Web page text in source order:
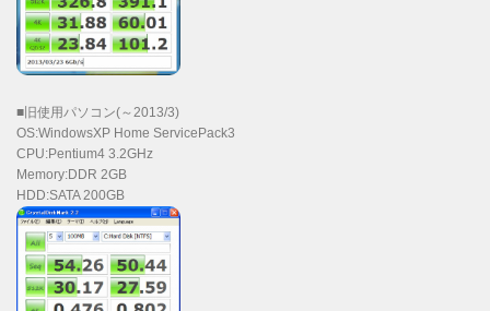
■旧使用パソコン(～2013/3)
OS:WindowsXP Home ServicePack3
CPU:Pentium4 3.2GHz
Memory:DDR 2GB
HDD:SATA 200GB